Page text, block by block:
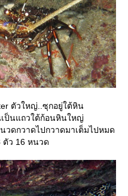
ตัวใหญ่..ซุกอยู่ใต้หิน
เป็นแถวใต้ก้อนหินใหญ่
ดกวาดไปกวาดมาเต็มไปหมด
ตัว 16 หนวด